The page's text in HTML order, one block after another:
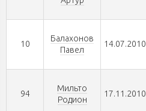
10
Балахонов
Павел
14.07.2010
94
Мильто
Родион
17.11.2010